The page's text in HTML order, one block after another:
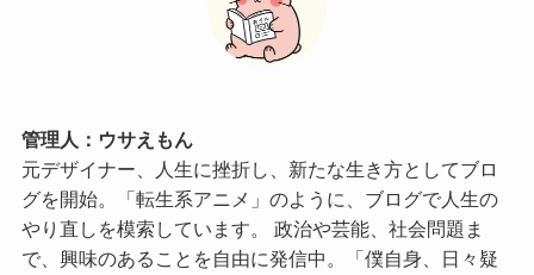
管理人：ウサえもん
元デザイナー、人生に挫折し、新たな生き方としてブロ
グを開始。「転生系アニメ」のように、ブログで人生の
やり直しを模索しています。 政治や芸能、社会問題ま
で、興味のあることを自由に発信中。「僕自身、日々疑